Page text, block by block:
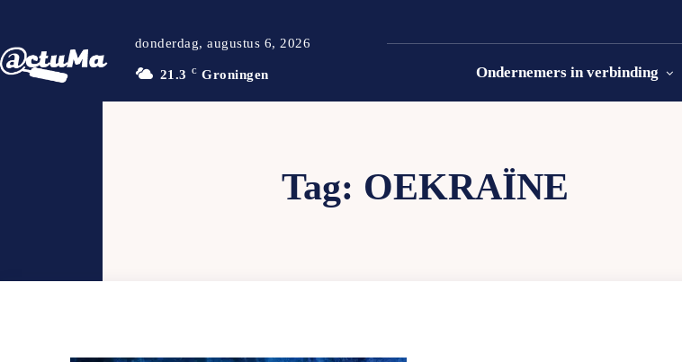
donderdag, augustus 6, 2026
21.3 C Groningen Ondernemers in verbinding
Tag: OEKRAÏNE